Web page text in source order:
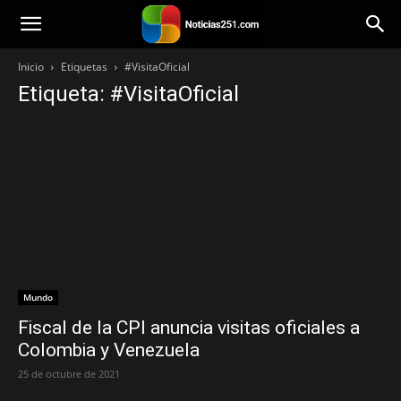
Noticias251
Inicio Etiquetas #VisitaOficial
Etiqueta: #VisitaOficial
Mundo
Fiscal de la CPI anuncia visitas oficiales a
Colombia y Venezuela
25 de octubre de 2021